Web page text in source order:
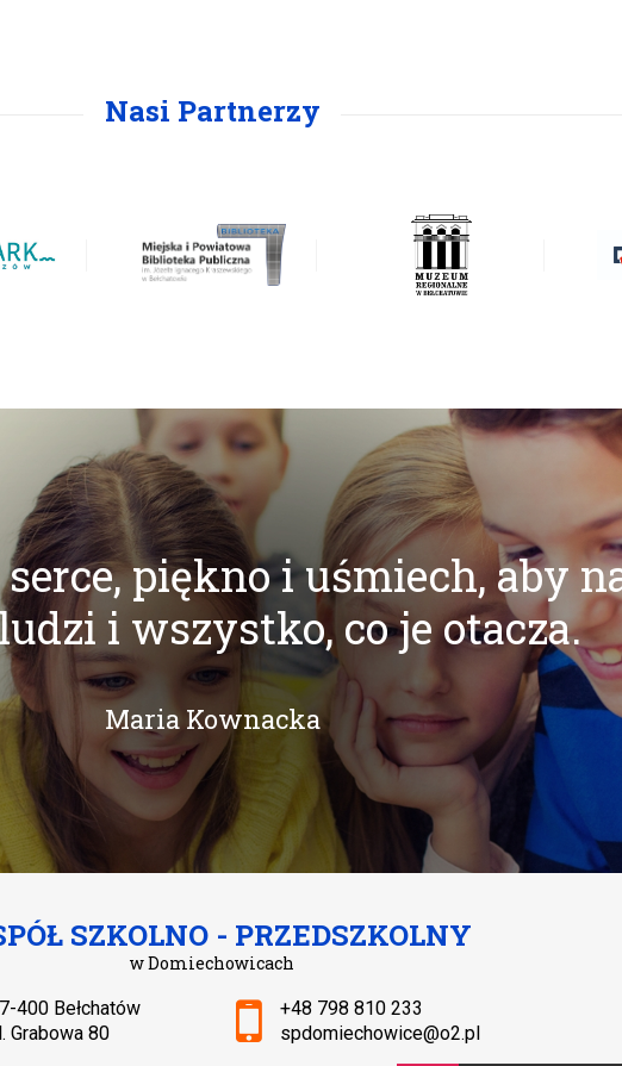
Nasi Partnerzy
piękno i uśmiech, aby
i wszystko, co je otacza.
Maria Kownacka
SZKOLNO - PRZEDSZKOLNY
w Domiechowicach
pocztowy:
400 Bełchatów
Grabowa 80
+48 798 810 233
spdomiechowice@o2.pl